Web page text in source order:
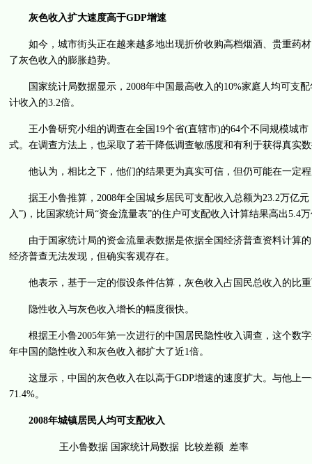
灰色收入扩大速度高于GDP增速
如今，城市街头正在越来越多地出现折价收购高档烟酒、贵重药材
了灰色收入的膨胀趋势。
国家统计局数据显示，2008年中国最高收入的10%家庭人均可支配
计收入的3.2倍。
王小鲁研究小组的调查在全国19个省(直辖市)的64个不同规模城市
式。在调查方法上，也采取了若干降低调查敏感度和有利于获得真实
他认为，相比之下，他们的结果更为真实可信，但仍可能在一定程
据王小鲁推算，2008年全国城乡居民可支配收入总额为23.2万亿元
入”)，比国家统计局“资金流量表”的住户可支配收入计算结果高出5.4
由于国家统计局的资金流量表数据是依据全国经济普查资料计算的
经济普查无法发现，但确实客观存在。
他表示，基于一定的假设条件估算，灰色收入占国民总收入的比重
隐性收入与灰色收入增长的幅度很快。
根据王小鲁2005年第一次进行的中国居民隐性收入调查，这个数字
年中国的隐性收入和灰色收入都扩大了近1倍。
这显示，中国的灰色收入在以高于GDP增速的速度扩大。与他上
71.4%。
2008年城镇居民人均可支配收入
王小鲁数据 国家统计局数据 比较差额 差率